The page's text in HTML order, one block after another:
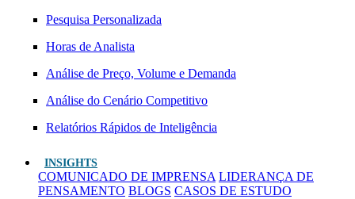
Pesquisa Personalizada
Horas de Analista
Análise de Preço, Volume e Demanda
Análise do Cenário Competitivo
Relatórios Rápidos de Inteligência
INSIGHTS
COMUNICADO DE IMPRENSA LIDERANÇA DE
PENSAMENTO BLOGS CASOS DE ESTUDO